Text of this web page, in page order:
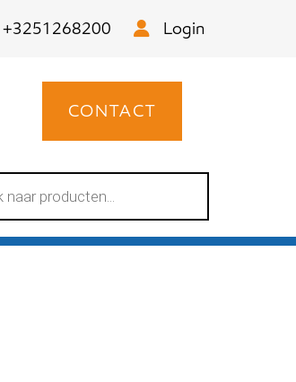
+3251268200 Login
CONTACT